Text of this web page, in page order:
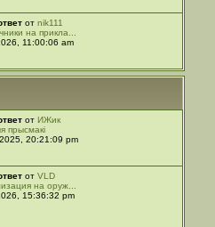
от nik111
на прикла...
11:00:06 am
от ИЖик
прысмакі
20:21:09 pm
от VLD
на оруж...
15:36:32 pm